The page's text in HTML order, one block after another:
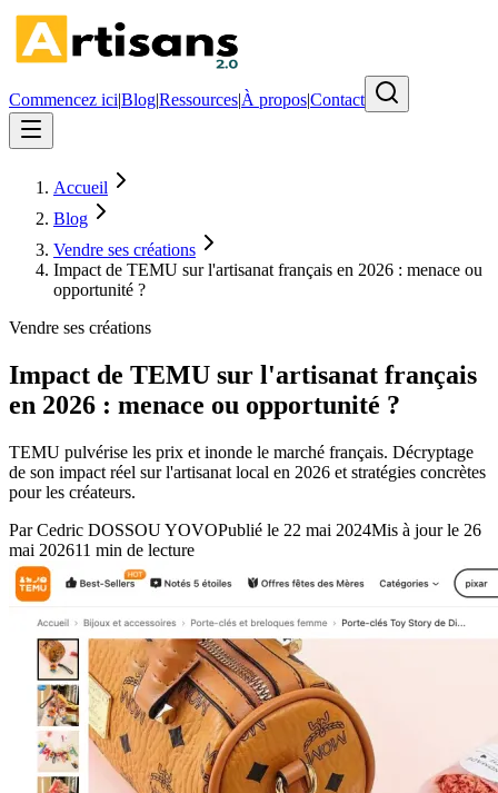
Commencez ici|Blog|Ressources|À propos|Contact
Accueil
Blog
Vendre ses créations
Impact de TEMU sur l'artisanat français en 2026 : menace ou
opportunité ?
Vendre ses créations
Impact de TEMU sur l'artisanat français
en 2026 : menace ou opportunité ?
TEMU pulvérise les prix et inonde le marché français. Décryptage
de son impact réel sur l'artisanat local en 2026 et stratégies concrètes
pour les créateurs.
ParCedric DOSSOU YOVOPublié le 22 mai 2024Mis à jour le 26
mai 202611 min de lecture